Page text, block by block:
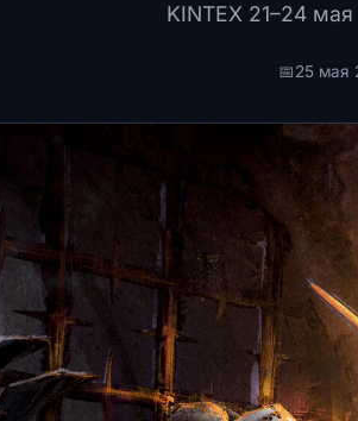
KINTEX 21–24
📅25 мая